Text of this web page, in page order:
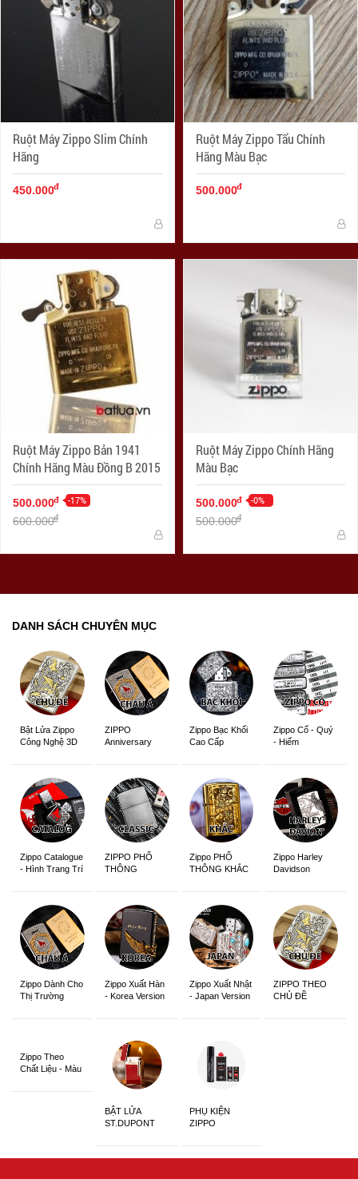
Ruột Máy Zippo Slim Chính
Hãng
450.000đ
Ruột Máy Zippo Tẩu Chính
Hãng Màu Bạc
500.000đ
Ruột Máy Zippo Bản 1941
Chính Hãng Màu Đồng B 2015
500.000đ -17%
600.000đ
Ruột Máy Zippo Chính Hãng
Màu Bạc
500.000đ -0%
500.000đ
DANH SÁCH CHUYÊN MỤC
Bật Lửa Zippo
Công Nghệ 3D
ZIPPO
Anniversary
Zippo Bạc Khối
Cao Cấp
Zippo Cổ - Quý
- Hiếm
Zippo Catalogue
- Hình Trang Trí
ZIPPO PHỔ
THÔNG
Zippo PHỔ
THÔNG KHẮC
Zippo Harley
Davidson
Zippo Dành Cho
Thị Trường
Zippo Xuất Hàn
- Korea Version
Zippo Xuất Nhật
- Japan Version
ZIPPO THEO
CHỦ ĐỀ
Zippo Theo
Chất Liệu - Màu
BẬT LỬA
ST.DUPONT
PHỤ KIỆN
ZIPPO